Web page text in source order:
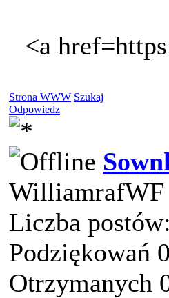
<a
Strona WWW Szukaj
Odpowiedz
WilliamrafWF
Liczba
Podziękowań 0
Otrzymanych